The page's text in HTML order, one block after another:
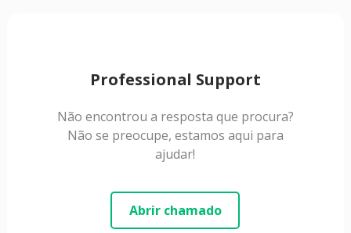
Professional Support
Não encontrou a resposta que procura?
Não se preocupe, estamos aqui para
ajudar!
Abrir chamado